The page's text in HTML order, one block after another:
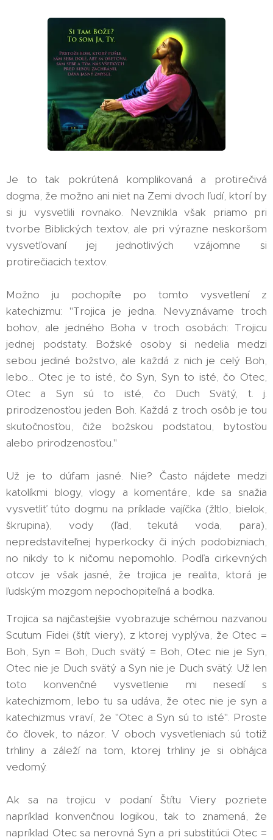
Je to tak pokrútená komplikovaná a protirečivá
dogma, že možno ani niet na Zemi dvoch ľudí, ktorí by
si ju vysvetlili rovnako. Nevznikla však priamo pri
tvorbe Biblických textov, ale pri výrazne neskoršom
vysvetľovaní jej jednotlivých vzájomne si
protirečiacich textov.
Možno ju pochopíte po tomto vysvetlení z
katechizmu: "Trojica je jedna. Nevyznávame troch
bohov, ale jedného Boha v troch osobách: Trojicu
jednej podstaty. Božské osoby si nedelia medzi
sebou jediné božstvo, ale každá z nich je celý Boh,
lebo... Otec je to isté, čo Syn, Syn to isté, čo Otec,
Otec a Syn sú to isté, čo Duch Svätý, t. j.
prirodzenosťou jeden Boh. Každá z troch osôb je tou
skutočnosťou, čiže božskou podstatou, bytosťou
alebo prirodzenosťou."
Už je to dúfam jasné. Nie? Často nájdete medzi
katolíkmi blogy, vlogy a komentáre, kde sa snažia
vysvetliť túto dogmu na príklade vajíčka (žltlo, bielok,
škrupina), vody (ľad, tekutá voda, para),
nepredstaviteľnej hyperkocky či iných podobizniach,
no nikdy to k ničomu nepomohlo. Podľa cirkevných
otcov je však jasné, že trojica je realita, ktorá je
ľudským mozgom nepochopiteľná a bodka.
Trojica sa najčastejšie vyobrazuje schémou nazvanou
Scutum Fidei (štít viery), z ktorej vyplýva, že Otec =
Boh, Syn = Boh, Duch svätý = Boh, Otec nie je Syn,
Otec nie je Duch svätý a Syn nie je Duch svätý. Už len
toto konvenčné vysvetlenie mi nesedí s
katechizmom, lebo tu sa udáva, že otec nie je syn a
katechizmus vraví, že "Otec a Syn sú to isté". Proste
čo človek, to názor. V oboch vysvetleniach sú totiž
trhliny a záleží na tom, ktorej trhliny je si obhájca
vedomý.
Ak sa na trojicu v podaní Štítu Viery pozriete
napríklad konvenčnou logikou, tak to znamená, že
napríklad Otec sa nerovná Syn a pri substitúcii Otec =